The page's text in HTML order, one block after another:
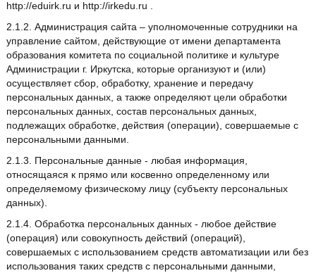
http://eduirk.ru и http://irkedu.ru .
2.1.2. Администрация сайта – уполномоченные сотрудники на
управление сайтом, действующие от имени департамента
образования комитета по социальной политике и культуре
Администрации г. Иркутска, которые организуют и (или)
осуществляет сбор, обработку, хранение и передачу
персональных данных, а также определяют цели обработки
персональных данных, состав персональных данных,
подлежащих обработке, действия (операции), совершаемые с
персональными данными.
2.1.3. Персональные данные - любая информация,
относящаяся к прямо или косвенно определенному или
определяемому физическому лицу (субъекту персональных
данных).
2.1.4. Обработка персональных данных - любое действие
(операция) или совокупность действий (операций),
совершаемых с использованием средств автоматизации или без
использования таких средств с персональными данными,